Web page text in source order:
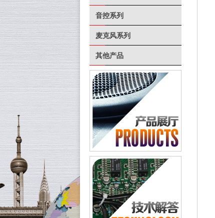
音控系列
麦克风系列
其他产品